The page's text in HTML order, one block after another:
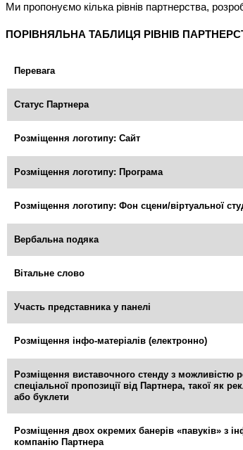
Ми пропонуємо кілька рівнів партнерства,
ПОРІВНЯЛЬНА ТАБЛИЦЯ РІВНІВ
Перевага
Статус Партнера
Розміщення логотипу: Сайт
Розміщення логотипу: Програма
Розміщення логотипу: Фон сцени/віртуальної
Вербальна подяка
Вітальне слово
Участь представника у панелі
Розміщення інфо-матеріалів (електронно)
Розміщення виставочного стенду з можливістю
спеціальної пропозиції від Партнера, такої як
або буклети
Розміщення двох окремих банерів «павуків» з
компанію Партнера